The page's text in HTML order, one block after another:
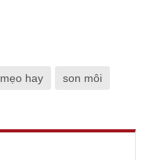
mẹo hay son môi